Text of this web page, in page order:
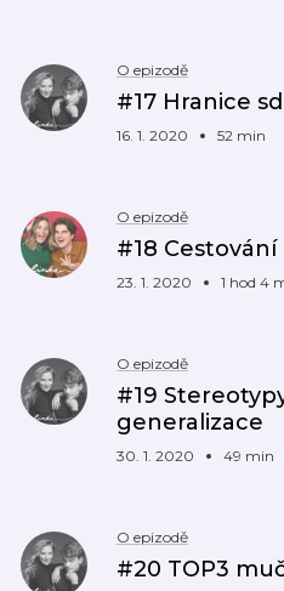
O epizodě
#17 Hranice
16. 1. 2020 52 min
O epizodě
#18 Cestování
23. 1. 2020 1 hod 4
O epizodě
#19
generalizace
30. 1. 2020 49 min
O epizodě
#20 TOP3